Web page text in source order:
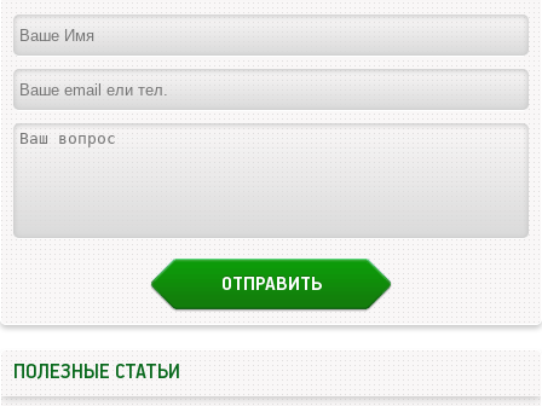
ПОЛЕЗНЫЕ СТАТЬИ